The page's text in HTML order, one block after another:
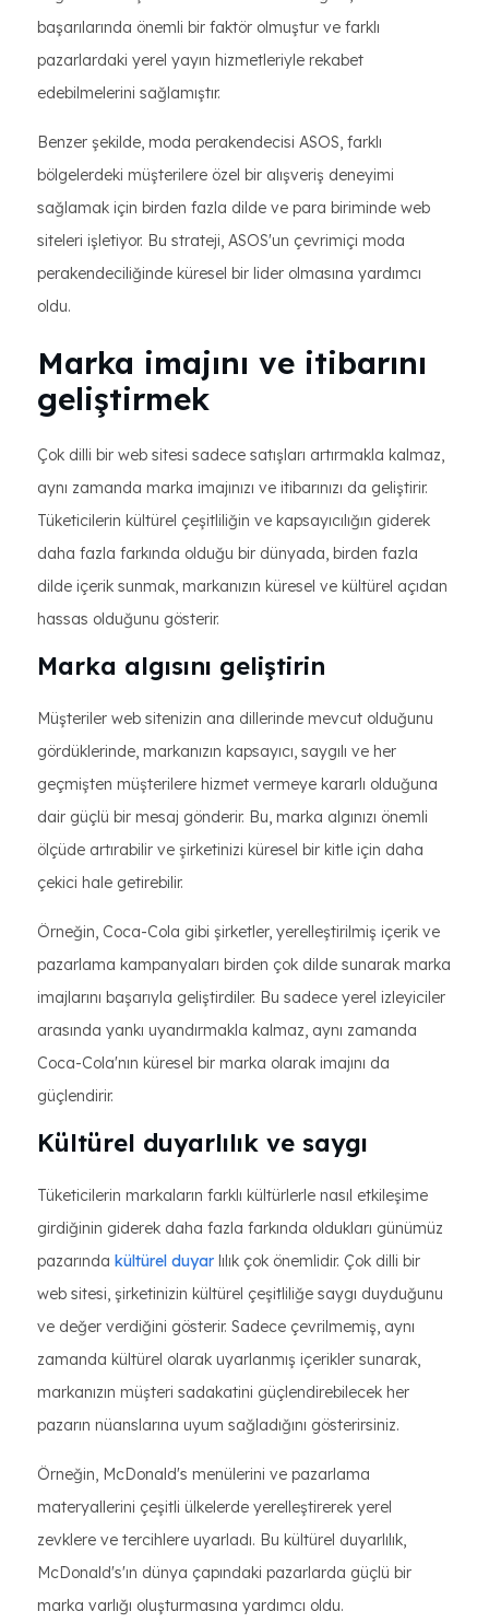
başarılarında önemli bir faktör olmuştur ve farklı
pazarlardaki yerel yayın hizmetleriyle rekabet
edebilmelerini sağlamıştır.
Benzer şekilde, moda perakendecisi ASOS, farklı
bölgelerdeki müşterilere özel bir alışveriş deneyimi
sağlamak için birden fazla dilde ve para biriminde web
siteleri işletiyor. Bu strateji, ASOS'un çevrimiçi moda
perakendeciliğinde küresel bir lider olmasına yardımcı
oldu.
Marka imajını ve itibarını
geliştirmek
Çok dilli bir web sitesi sadece satışları artırmakla kalmaz,
aynı zamanda marka imajınızı ve itibarınızı da geliştirir.
Tüketicilerin kültürel çeşitliliğin ve kapsayıcılığın giderek
daha fazla farkında olduğu bir dünyada, birden fazla
dilde içerik sunmak, markanızın küresel ve kültürel açıdan
hassas olduğunu gösterir.
Marka algısını geliştirin
Müşteriler web sitenizin ana dillerinde mevcut olduğunu
gördüklerinde, markanızın kapsayıcı, saygılı ve her
geçmişten müşterilere hizmet vermeye kararlı olduğuna
dair güçlü bir mesaj gönderir. Bu, marka algınızı önemli
ölçüde artırabilir ve şirketinizi küresel bir kitle için daha
çekici hale getirebilir.
Örneğin, Coca-Cola gibi şirketler, yerelleştirilmiş içerik ve
pazarlama kampanyaları birden çok dilde sunarak marka
imajlarını başarıyla geliştirdiler. Bu sadece yerel izleyiciler
arasında yankı uyandırmakla kalmaz, aynı zamanda
Coca-Cola'nın küresel bir marka olarak imajını da
güçlendirir.
Kültürel duyarlılık ve saygı
Tüketicilerin markaların farklı kültürlerle nasıl etkileşime
girdiğinin giderek daha fazla farkında oldukları günümüz
pazarında kültürel duyar lılık çok önemlidir. Çok dilli bir
web sitesi, şirketinizin kültürel çeşitliliğe saygı duyduğunu
ve değer verdiğini gösterir. Sadece çevrilmemiş, aynı
zamanda kültürel olarak uyarlanmış içerikler sunarak,
markanızın müşteri sadakatini güçlendirebilecek her
pazarın nüanslarına uyum sağladığını gösterirsiniz.
Örneğin, McDonald's menülerini ve pazarlama
materyallerini çeşitli ülkelerde yerelleştirerek yerel
zevklere ve tercihlere uyarladı. Bu kültürel duyarlılık,
McDonald's'ın dünya çapındaki pazarlarda güçlü bir
marka varlığı oluşturmasına yardımcı oldu.